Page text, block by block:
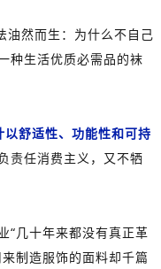
油然而生：为什么不自己
种生活优质必需品的袜
以舒适性、功能性和可持
责任消费主义，又不牺
“几十年来都没有真正革
制造服饰的面料却千篇